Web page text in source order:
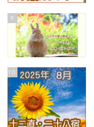
9
10